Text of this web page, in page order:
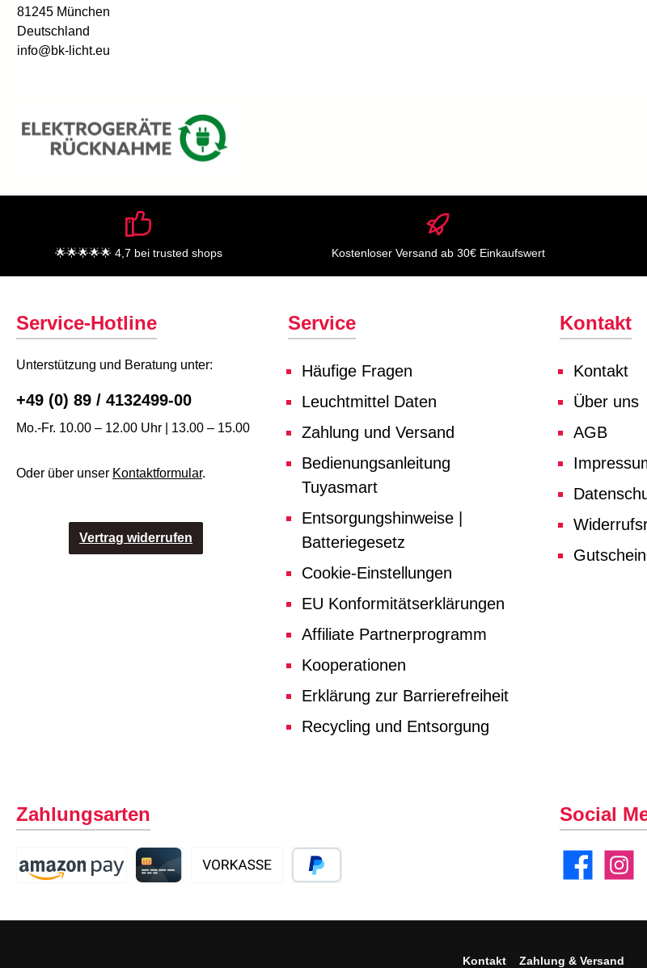
81245 München
Deutschland
info@bk-licht.eu
🌟🌟🌟🌟🌟 4,7 bei trusted shops Kostenloser Versand ab 30€ Einkaufswert
Service-Hotline
Unterstützung und Beratung unter:
+49 (0) 89 / 4132499-00
Mo.-Fr. 10.00 – 12.00 Uhr | 13.00 – 15.00
Oder über unser Kontaktformular.
Vertrag widerrufen
Service
Häufige Fragen
Leuchtmittel Daten
Zahlung und Versand
Bedienungsanleitung
Tuyasmart
Entsorgungshinweise |
Batteriegesetz
Cookie-Einstellungen
EU Konformitätserklärungen
Affiliate Partnerprogramm
Kooperationen
Erklärung zur Barrierefreiheit
Recycling und Entsorgung
Kontakt
Kontakt
Über uns
AGB
Zahlungsarten Social
Facebook
Kontakt Zahlung & Versand